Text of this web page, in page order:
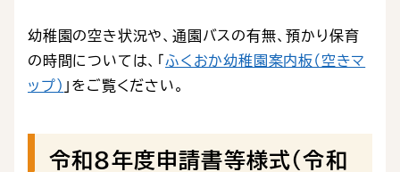
幼稚園の空き状況や、通園バスの有無、預かり保育
の時間については、「 ふくおか幼稚園案内板（空きマ
ップ） 」をご覧ください。
令和８年度申請書等様式（令和